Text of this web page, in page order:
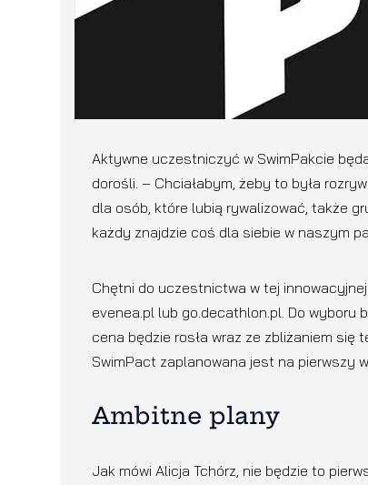
Aktywne uczestniczyć w SwimPakcie
dorośli. – Chciałabym, żeby to była
dla osób, które lubią rywalizować, także
każdy znajdzie coś dla siebie w naszym
Chętni do uczestnictwa w tej
evenea.pl lub go.decathlon.pl. Do wyboru
cena będzie rosła wraz ze zbliżaniem się
SwimPact zaplanowana jest na pierwszy
Ambitne plany
Jak mówi Alicja Tchórz, nie będzie to